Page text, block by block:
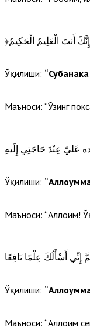
Ўқилиши:
Маъноси: “Ўзинг
عَليّ عِنْدَ حَاجَتِي إِلَيهِ
Ўқилиши:
Маъноси: “Аллоҳим!
إِنِّي أَسْأَلُكَ عِلْمًا نَافِعًا
Ўқилиши:
Маъноси: “Аллоҳим